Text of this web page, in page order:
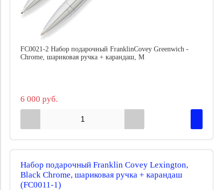
FC0021-2 Набор подарочный FranklinCovey Greenwich -
Chrome, шариковая ручка + карандаш, M
6 000 руб.
Набор подарочный Franklin Covey Lexington,
Black Chrome, шариковая ручка + карандаш
(FC0011-1)